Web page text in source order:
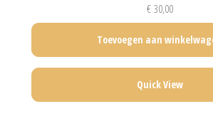
€30,00
Toevoegen aan
Quick View